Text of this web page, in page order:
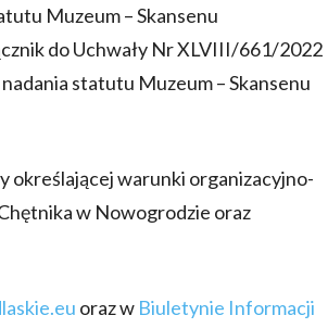
Muzeum – Skansenu
do Uchwały Nr XLVIII/661/2022
statutu Muzeum – Skansenu
określającej warunki organizacyjno-
w Nowogrodzie oraz
oraz w Biuletynie Informacji